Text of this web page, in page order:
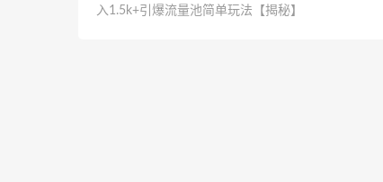
入1.5k+引爆流量池简单玩法【揭秘】